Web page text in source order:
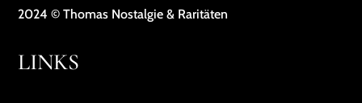
2024 © Thomas Nostalgie & Raritäten
LINKS